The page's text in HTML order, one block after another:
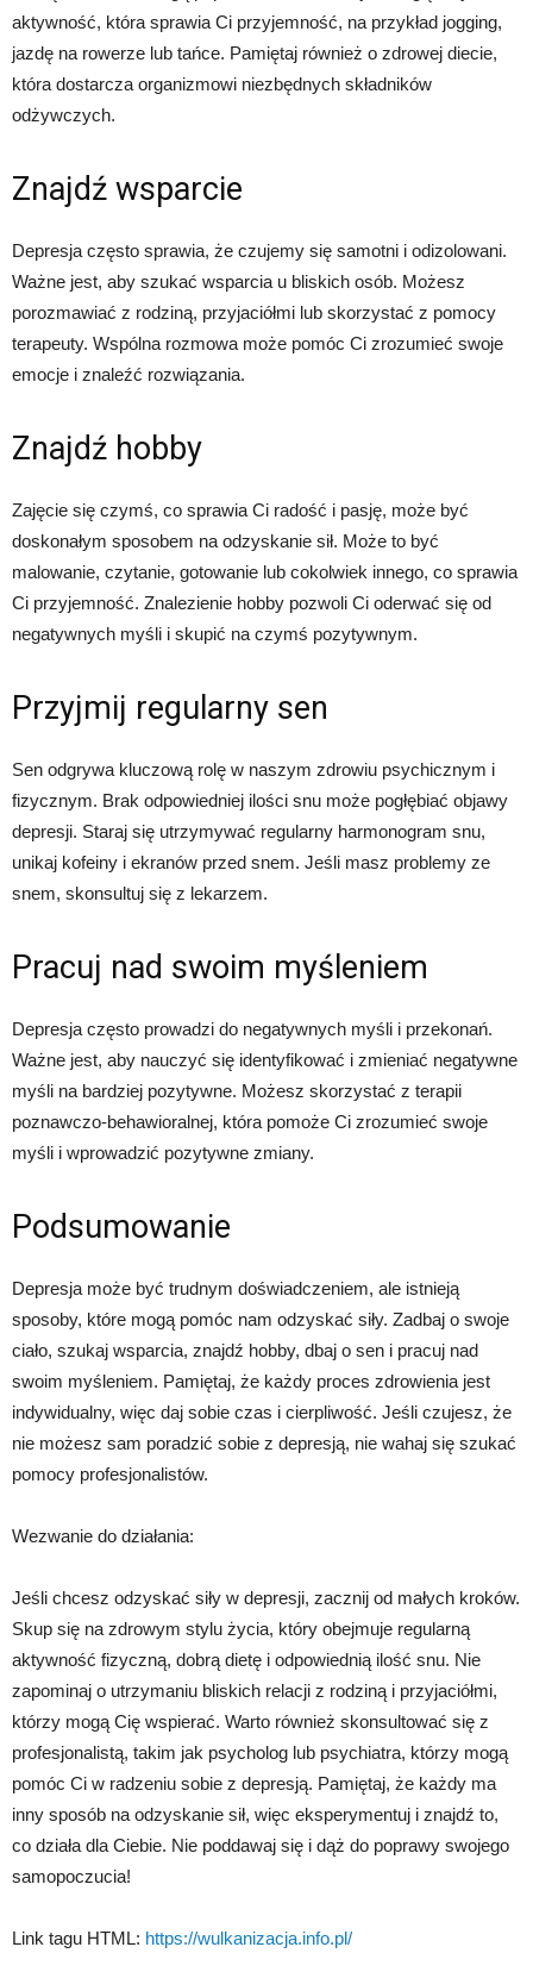
aktywność, która sprawia Ci przyjemność, na przykład jogging,
jazdę na rowerze lub tańce. Pamiętaj również o zdrowej diecie,
która dostarcza organizmowi niezbędnych składników
odżywczych.
Znajdź wsparcie
Depresja często sprawia, że czujemy się samotni i odizolowani.
Ważne jest, aby szukać wsparcia u bliskich osób. Możesz
porozmawiać z rodziną, przyjaciółmi lub skorzystać z pomocy
terapeuty. Wspólna rozmowa może pomóc Ci zrozumieć swoje
emocje i znaleźć rozwiązania.
Znajdź hobby
Zajęcie się czymś, co sprawia Ci radość i pasję, może być
doskonałym sposobem na odzyskanie sił. Może to być
malowanie, czytanie, gotowanie lub cokolwiek innego, co sprawia
Ci przyjemność. Znalezienie hobby pozwoli Ci oderwać się od
negatywnych myśli i skupić na czymś pozytywnym.
Przyjmij regularny sen
Sen odgrywa kluczową rolę w naszym zdrowiu psychicznym i
fizycznym. Brak odpowiedniej ilości snu może pogłębiać objawy
depresji. Staraj się utrzymywać regularny harmonogram snu,
unikaj kofeiny i ekranów przed snem. Jeśli masz problemy ze
snem, skonsultuj się z lekarzem.
Pracuj nad swoim myśleniem
Depresja często prowadzi do negatywnych myśli i przekonań.
Ważne jest, aby nauczyć się identyfikować i zmieniać negatywne
myśli na bardziej pozytywne. Możesz skorzystać z terapii
poznawczo-behawioralnej, która pomoże Ci zrozumieć swoje
myśli i wprowadzić pozytywne zmiany.
Podsumowanie
Depresja może być trudnym doświadczeniem, ale istnieją
sposoby, które mogą pomóc nam odzyskać siły. Zadbaj o swoje
ciało, szukaj wsparcia, znajdź hobby, dbaj o sen i pracuj nad
swoim myśleniem. Pamiętaj, że każdy proces zdrowienia jest
indywidualny, więc daj sobie czas i cierpliwość. Jeśli czujesz, że
nie możesz sam poradzić sobie z depresją, nie wahaj się szukać
pomocy profesjonalistów.
Wezwanie do działania:
Jeśli chcesz odzyskać siły w depresji, zacznij od małych kroków.
Skup się na zdrowym stylu życia, który obejmuje regularną
aktywność fizyczną, dobrą dietę i odpowiednią ilość snu. Nie
zapominaj o utrzymaniu bliskich relacji z rodziną i przyjaciółmi,
którzy mogą Cię wspierać. Warto również skonsultować się z
profesjonalistą, takim jak psycholog lub psychiatra, którzy mogą
pomóc Ci w radzeniu sobie z depresją. Pamiętaj, że każdy ma
inny sposób na odzyskanie sił, więc eksperymentuj i znajdź to,
co działa dla Ciebie. Nie poddawaj się i dąż do poprawy swojego
samopoczucia!
Link tagu HTML: https://wulkanizacja.info.pl/